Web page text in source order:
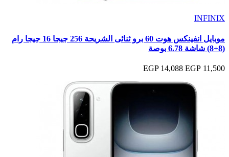
INFINIX
موبايل انفينكس هوت 60 برو ثنائى الشريحة 256 جيجا 16 جيجا رام
(8+8) شاشة 6.78 بوصة
11,500 EGP
14,088 EGP